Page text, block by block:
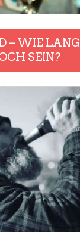
– WIE LANG
SEIN?